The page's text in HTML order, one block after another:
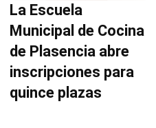
La Escuela
Municipal de Cocina
de Plasencia abre
inscripciones para
quince plazas